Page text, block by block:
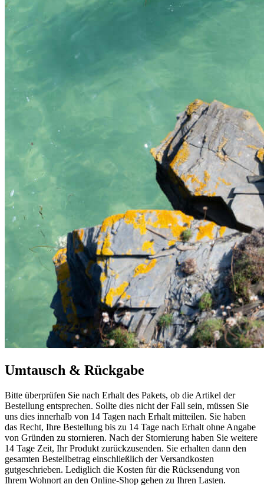
Umtausch & Rückgabe
Bitte überprüfen Sie nach Erhalt des Pakets, ob die Artikel der
Bestellung entsprechen. Sollte dies nicht der Fall sein, müssen Sie
uns dies innerhalb von 14 Tagen nach Erhalt mitteilen. Sie haben
das Recht, Ihre Bestellung bis zu 14 Tage nach Erhalt ohne Angabe
von Gründen zu stornieren. Nach der Stornierung haben Sie weitere
14 Tage Zeit, Ihr Produkt zurückzusenden. Sie erhalten dann den
gesamten Bestellbetrag einschließlich der Versandkosten
gutgeschrieben. Lediglich die Kosten für die Rücksendung von
Ihrem Wohnort an den Online-Shop gehen zu Ihren Lasten.